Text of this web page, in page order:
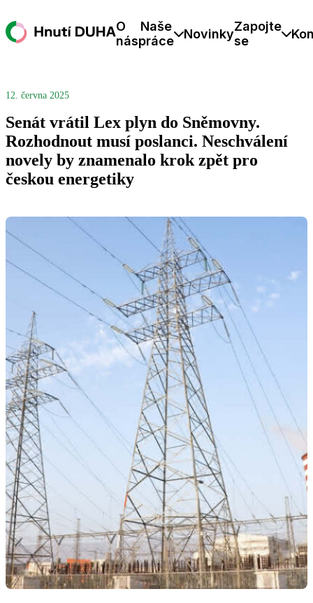
O
nás
Naše
práce
NovinkyZapojte
se
12. června 2025
Senát vrátil Lex plyn do Sněmovny.
Rozhodnout musí poslanci. Neschválení
novely by znamenalo krok zpět pro
českou energetiky